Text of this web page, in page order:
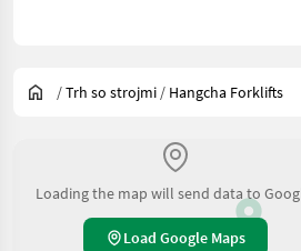
/Trh so strojmi / Hangcha Forklifts
Loading the map will send data to
Load Google Maps